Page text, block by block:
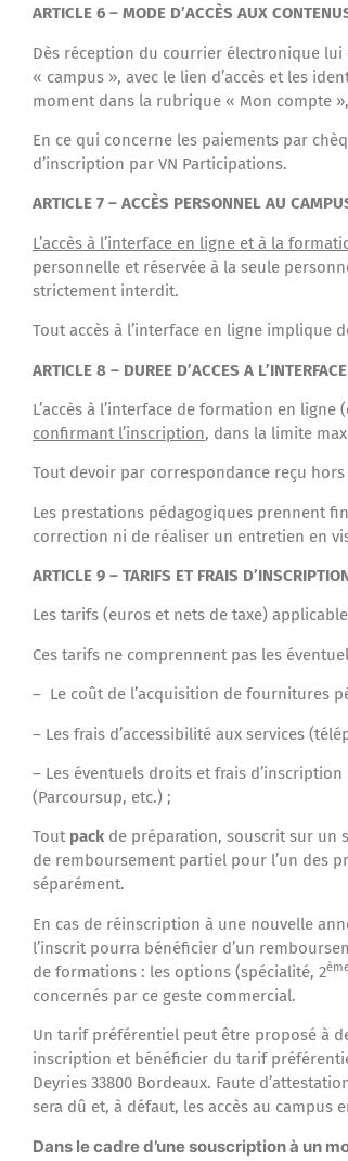
ARTICLE 6 – MODE D’ACCÈS AUX
Dès réception du courrier électronique lui
« campus », avec le lien d’accès et les
moment dans la rubrique « Mon compte
En ce qui concerne les paiements par
d’inscription par VN Participations.
ARTICLE 7 – ACCÈS PERSONNEL AU
L’accès à l’interface en ligne et à la
personnelle et réservée à la seule
strictement interdit.
Tout accès à l’interface en ligne implique
ARTICLE 8 – DUREE D’ACCES A
L’accès à l’interface de formation en
confirmant l’inscription, dans la limite
Tout devoir par correspondance reçu
Les prestations pédagogiques prennent
correction ni de réaliser un entretien en
ARTICLE 9 – TARIFS ET FRAIS
Les tarifs (euros et nets de taxe)
Ces tarifs ne comprennent pas les
– Le coût de l’acquisition de fournitures
– Les frais d’accessibilité aux services
– Les éventuels droits et frais
(Parcoursup, etc.) ;
Tout pack de préparation, souscrit sur un
de remboursement partiel pour l’un des
séparément.
En cas de réinscription à une nouvelle
l’inscrit pourra bénéficier d’un
de formations : les options (spécialité, 2
concernés par ce geste commercial.
Un tarif préférentiel peut être proposé à
inscription et bénéficier du tarif
Deyries 33800 Bordeaux. Faute
sera dû et, à défaut, les accès au campus
Dans le cadre d’une souscription à un